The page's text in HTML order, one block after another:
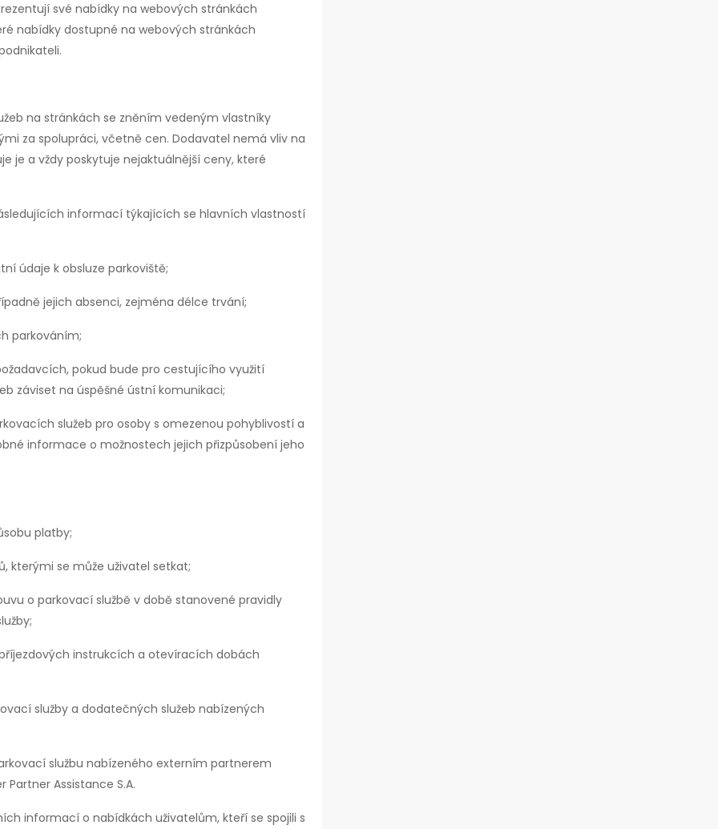
své nabídky na webových stránkách
nabídky dostupné na webových stránkách
na stránkách se zněním vedeným vlastníky
za spolupráci, včetně cen. Dodavatel nemá vliv na
je a vždy poskytuje nejaktuálnější ceny, které
informací týkajících se hlavních vlastností
údaje k obsluze parkoviště;
jejich absenci, zejména délce trvání;
parkováním;
pokud bude pro cestujícího využití
záviset na úspěšné ústní komunikaci;
služeb pro osoby s omezenou pohyblivostí a
informace o možnostech jejich přizpůsobení jeho
platby;
kterými se může uživatel setkat;
o parkovací službě v době stanovené pravidly
instrukcích a otevíracích dobách
služby a dodatečných služeb nabízených
službu nabízeného externím partnerem
Assistance S.A.
informací o nabídkách uživatelům, kteří se spojili s